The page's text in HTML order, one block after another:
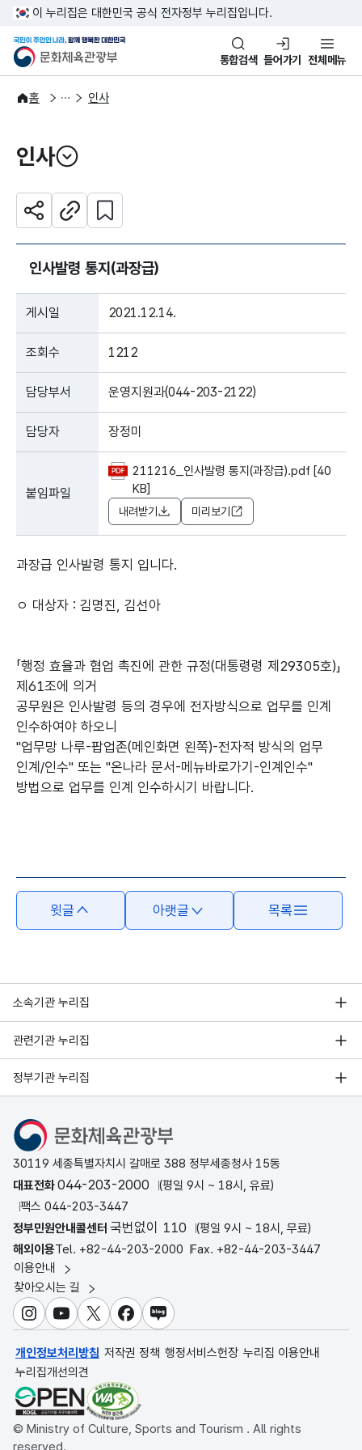
본문 바로가기
주메뉴 바로가기
이 누리집은 대한민국 공식 전자정부 누리집입니다.
문화체육관광부
국민이 주인인 나라, 함께 행복
통합검색 들어가기 전체메뉴
홈
알림·소식
알림 인사
인사
열기
공유하기주소복사
관심 콘텐츠 설정하기
인사발령 통지(과장급)
게시일 2021.12.14.
조회수 1212
담당부서 운영지원과(044-203-2122)
담당자 장정미
붙임파일
211216_인사발령 통지(과장급).pdf [40
KB]
내려받기 미리보기
과장급 인사발령 통지 입니다.
ㅇ 대상자 : 김명진, 김선아
「행정 효율과 협업 촉진에 관한 규정(대통령령 제29305호)」
제61조에 의거
공무원은 인사발령 등의 경우에 전자방식으로 업무를 인계
인수하여야 하오니
"업무망 나루-팝업존(메인화면 왼쪽)-전자적 방식의 업무
인계/인수" 또는 "온나라 문서-메뉴바로가기-인계인수"
방법으로 업무를 인계 인수하시기 바랍니다.
윗글 아랫글 목록
소속기관 누리집
관련기관 누리집
정부기관 누리집
문화체육관광부
30119 세종특별자치시 갈매로 388 정부세종청사 15동
대표전화044-203-2000
(평일 9시 ~ 18시, 유료)
팩스 044-203-3447
정부민원안내콜센터 국번없이 110
(평일 9시 ~ 18시, 무료)
해외이용Tel. +82-44-203-2000 Fax. +82-44-203-3447
이용안내
찾아오시는 길
인스타그램
유튜브X 페이스북
블로그
개인정보처리방침 저작권 정책 행정서비스헌장 누리집 이용안내
누리집개선의견
© Ministry of Culture, Sports and Tourism . All rights
reserved.